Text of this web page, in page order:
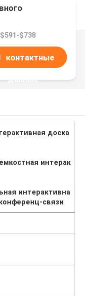
связи
$738
контактные
данные
доска
интерак
интерактивна
связи